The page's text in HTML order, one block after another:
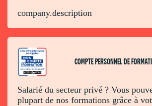
company.description
COMPTE PERSONNEL DE
Salarié du secteur privé ? Vous
plupart de nos formations grâce à